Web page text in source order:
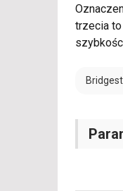
trzecia to